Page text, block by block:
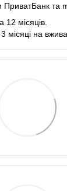
ПриватБанк та
12 місяців.
3 місяці на